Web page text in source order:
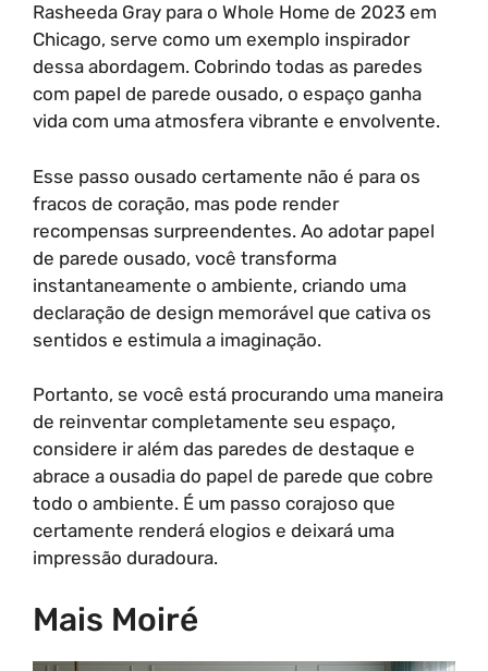
Rasheeda Gray para o Whole Home de 2023 em
Chicago, serve como um exemplo inspirador
dessa abordagem. Cobrindo todas as paredes
com papel de parede ousado, o espaço ganha
vida com uma atmosfera vibrante e envolvente.
Esse passo ousado certamente não é para os
fracos de coração, mas pode render
recompensas surpreendentes. Ao adotar papel
de parede ousado, você transforma
instantaneamente o ambiente, criando uma
declaração de design memorável que cativa os
sentidos e estimula a imaginação.
Portanto, se você está procurando uma maneira
de reinventar completamente seu espaço,
considere ir além das paredes de destaque e
abrace a ousadia do papel de parede que cobre
todo o ambiente. É um passo corajoso que
certamente renderá elogios e deixará uma
impressão duradoura.
Mais Moiré